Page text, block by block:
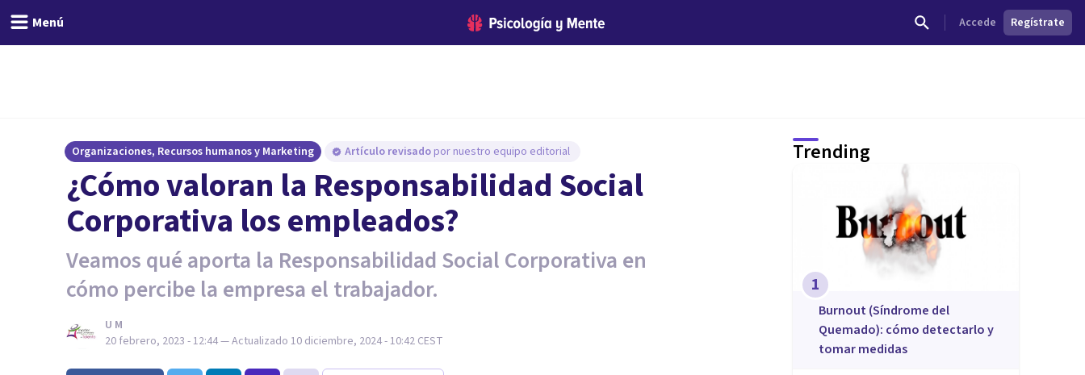
Menú Accede Regístrate
Organizaciones, Recursos humanos y Marketing Artículo revisado por nuestro equipo editorial
¿Cómo valoran la Responsabilidad Social
Corporativa los empleados?
Veamos qué aporta la Responsabilidad Social Corporativa en
cómo percibe la empresa el trabajador.
U M
20 febrero, 2023 - 12:44— Actualizado 10 diciembre, 2024 - 10:42 CEST
Trending
1
Burnout (Síndrome del
Quemado): cómo detectarlo y
tomar medidas